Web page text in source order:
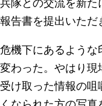
隊との交流を新
告書を提出いただ
機下にあるよう
わった。やはり
け取った情報の咀